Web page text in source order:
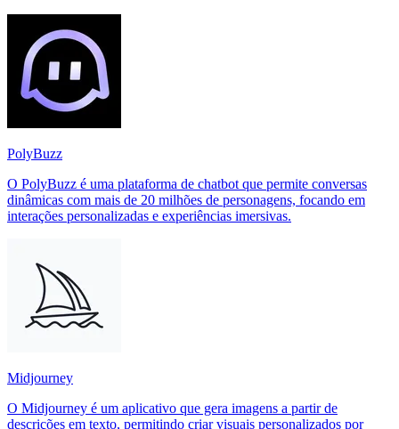
PolyBuzz
O PolyBuzz é uma plataforma de chatbot que permite conversas
dinâmicas com mais de 20 milhões de personagens, focando em
interações personalizadas e experiências imersivas.
Midjourney
O Midjourney é um aplicativo que gera imagens a partir de
descrições em texto, permitindo criar visuais personalizados por